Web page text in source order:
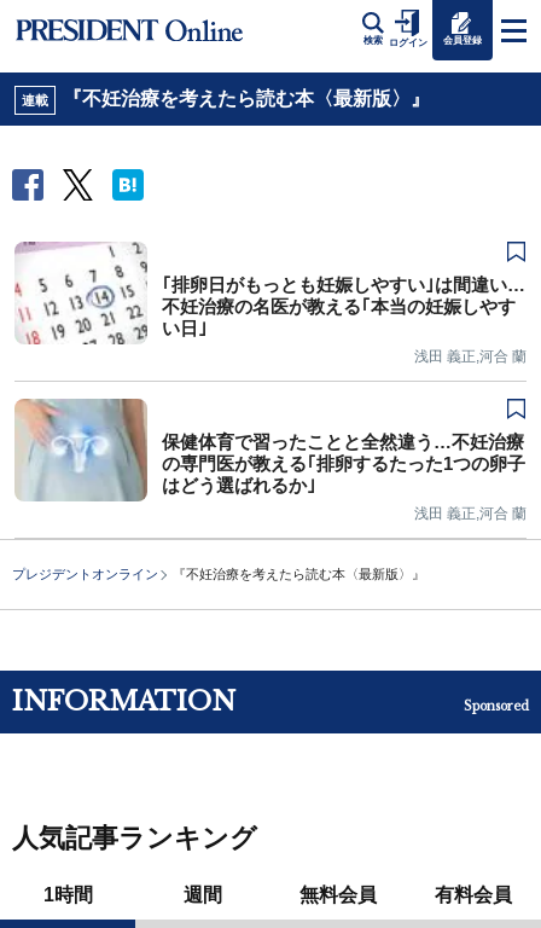
検索 ログイン 会員登録
連載 『不妊治療を考えたら読む本〈最新版〉』
｢排卵日がもっとも妊娠しやすい｣は間違い…
不妊治療の名医が教える｢本当の妊娠しやす
い日｣
浅田 義正,河合 蘭
保健体育で習ったことと全然違う…不妊治療
の専門医が教える｢排卵するたった1つの卵子
はどう選ばれるか｣
浅田 義正,河合 蘭
プレジデントオンライン 『不妊治療を考えたら読む本〈最新版〉』
INFORMATION Sponsored
人気記事ランキング
1時間 週間 無料会員 有料会員